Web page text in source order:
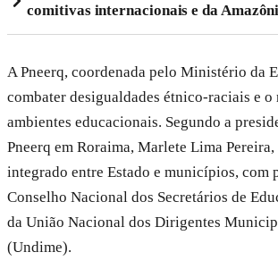
comitivas internacionais e da
A Pneerq, coordenada pelo Ministério da
combater desigualdades étnico-raciais e o
ambientes educacionais. Segundo a
Pneerq em Roraima, Marlete Lima
integrado entre Estado e municípios, com
Conselho Nacional dos Secretários de
da União Nacional dos Dirigentes
(Undime).